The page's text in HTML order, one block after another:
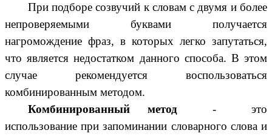
При подборе созвучий к словам с двумя и более
непроверяемыми буквами получается
нагромождение фраз, в которых легко запутаться,
что является недостатком данного способа. В этом
случае рекомендуется воспользоваться
комбинированным методом.
Комбинированный метод - это
использование при запоминании словарного слова и